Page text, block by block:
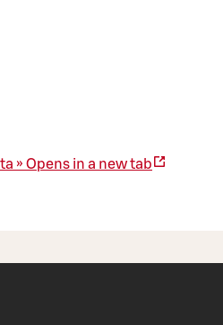
» Opens in a new tab